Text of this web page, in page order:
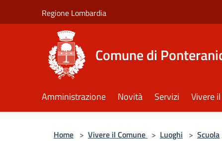
Regione Lombardia
Comune di
Amministrazione Novità Servizi Vivere
Home > Vivere il Comune > Luoghi > Scuola